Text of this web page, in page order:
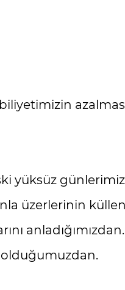
yüksüz
üzerlerinin
anladığımızdan.
olduğumuzdan.